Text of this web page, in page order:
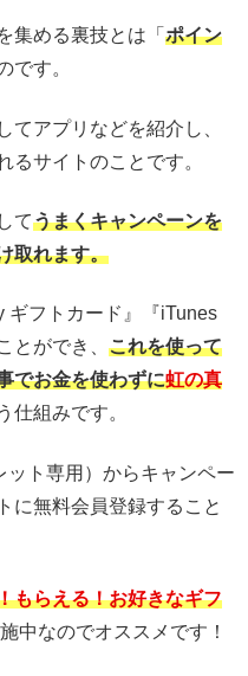
集める裏技とは「 ポイン
です。
てアプリなどを紹介し、
るサイトのことです。
てうまくキャンペーンを
取れます。
ギフトカード』『iTunes
とができ、 これを使って
でお金を使わずに虹の真
仕組みです。
ット専用）からキャンペー
に無料会員登録すること
もらえる！お好きなギフ
中なのでオススメです！